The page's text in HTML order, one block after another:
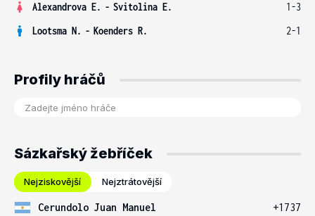
Alexandrova E. - Svitolina E.
1-3
Lootsma N. - Koenders R. 2-1
Profily hráčů
Sázkařský žebříček
Nejziskovější Nejztrátovější
Cerundolo Juan Manuel
+1737